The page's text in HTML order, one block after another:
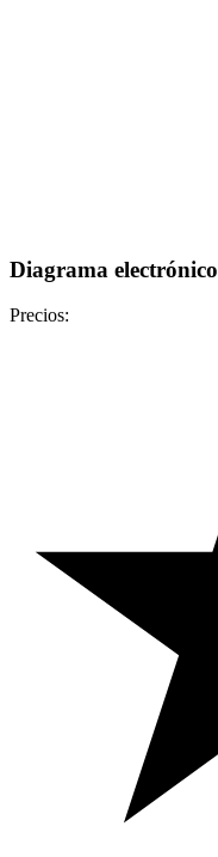
Diagrama electrónico
Precios: